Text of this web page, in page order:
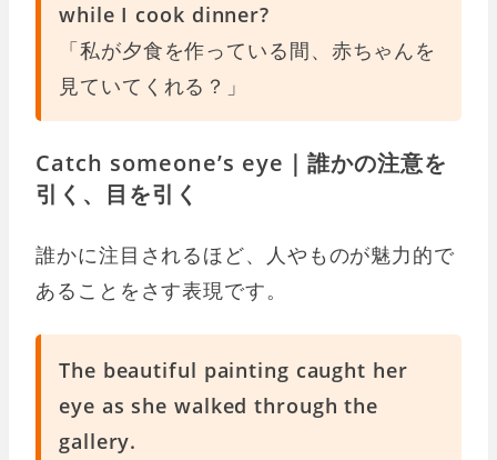
while I cook dinner?
「私が夕食を作っている間、赤ちゃんを
見ていてくれる？」
Catch someone’s eye｜誰かの注意を
引く、目を引く
誰かに注目されるほど、人やものが魅力的で
あることをさす表現です。
The beautiful painting caught her
eye as she walked through the
gallery.